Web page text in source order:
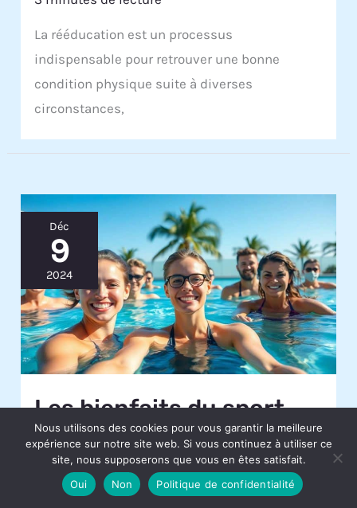
La rééducation est un processus
indispensable pour retrouver une bonne
condition physique suite à diverses
circonstances,
Déc
9
2024
Les bienfaits du sport
dans l’eau
4 minutes de lecture
Plongeons ensemble dans l’univers captivant
Nous utilisons des cookies pour vous garantir la meilleure
expérience sur notre site web. Si vous continuez à utiliser ce
site, nous supposerons que vous en êtes satisfait.
Oui
Non Politique de confidentialité